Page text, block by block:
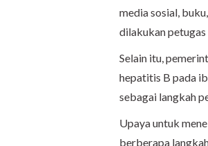
media sosial,
dilakukan petugas
Selain itu,
hepatitis B pada
sebagai langkah
Upaya untuk
berberapa